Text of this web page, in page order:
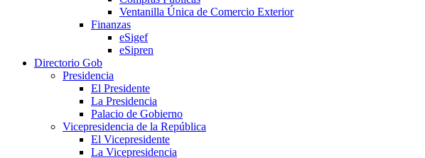
Ventanilla Única de Comercio Exterior
Finanzas
eSigef
eSipren
Directorio Gob
Presidencia
El Presidente
La Presidencia
Palacio de Gobierno
Vicepresidencia de la República
El Vicepresidente
La Vicepresidencia